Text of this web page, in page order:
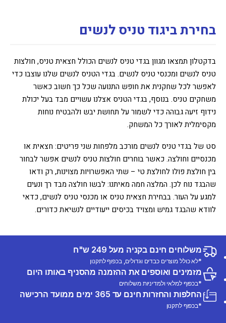
בחירת ביגוד טניס לנשים
בדקטלון תמצאו מגוון בגדי טניס לנשים הכולל חצאית טניס, חולצות
טניס לנשים ומכנסי טניס לנשים. בגדי הטניס לנשים שלנו עוצבו כדי
לאפשר לכל שחקנית את חופש התנועה שכל כך חשוב כאשר
משחקים טניס. בנוסף, בגדי הטניס אצלנו עשויים מבד בעל יכולת
נידוף זיעה גבוהה כדי לשמור על תחושת יבש ולהבטיח נוחות
מקסימלית לאורך כל המשחק.
סט של בגדי טניס לנשים מורכב מלפחות שני פריטים: חצאית או
מכנסיים וחולצה. כאשר בוחרים חולצות טניס לנשים אפשר לבחור
בין חולצת פולו לחולצת טי – שתי האפשרויות מצוינות, רק ודאו
שהבגד נוח לכן. המלצה חמה מאיתנו: לבשו חולצה מבד רך ונעים
למגע על העור. בבחירת חצאית טניס או מכנסי טניס לנשים, כדאי
לוודא שהבגד גמיש ומצויד בכיסים ייעודיים לנשיאת כדורים.
משלוחים חינם בקניה מעל 249 ש"ח
*לא כולל מוצרים כבדים וגדולים, בכפוף לתקנון
מזמינים ואוספים את ההזמנה מהסניף באותו היום
*בכפוף למלאי ולמדיניות משלוחים
החלפות והחזרות חינם עד 365 ימים ממועד הרכישה
*בכפוף לתקנון